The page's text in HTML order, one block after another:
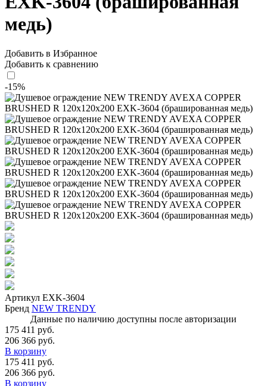
медь)
Добавить в Избранное
Добавить к сравнению
-15%
Артикул EXK-3604
Бренд NEW TRENDY
Данные по наличию доступны после авторизации
175 411 руб.
206 366 руб.
В корзину
175 411 руб.
206 366 руб.
В корзину